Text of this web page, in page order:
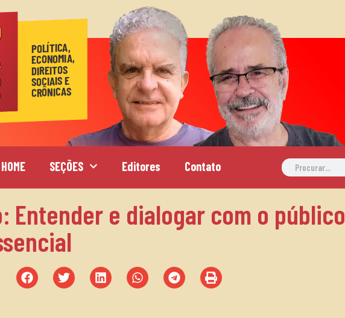
HOME SEÇÕES Editores Contato
Entender e dialogar com o público